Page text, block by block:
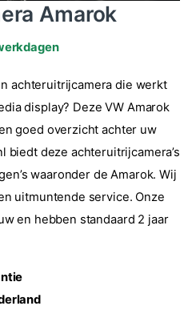
Amarok
achteruitrijcamera die werkt
display? Deze VW Amarok
goed overzicht achter uw
biedt deze achteruitrijcamera’s
waaronder de Amarok. Wij
uitmuntende service. Onze
en hebben standaard 2 jaar